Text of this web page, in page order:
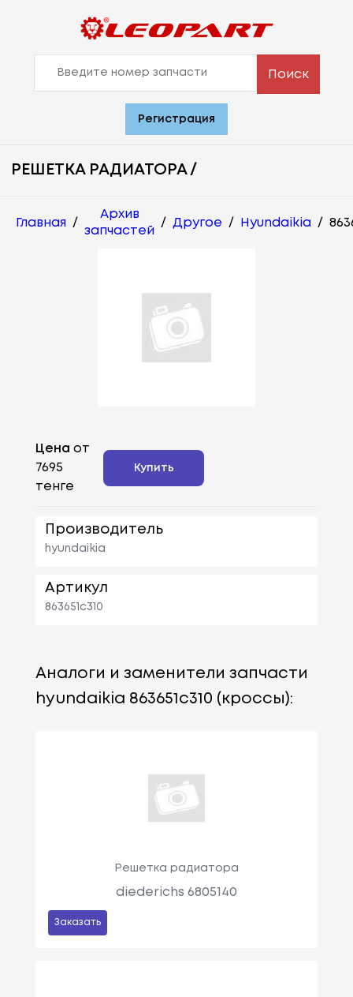
Поиск
Регистрация
РЕШЕТКА РАДИАТОРА /
Главная /
Архив
запчастей
/ Другое / Hyundaikia /
Цена от
7695
тенге
Купить
Производитель
hyundaikia
Артикул
863651c310
Аналоги и заменители запчасти
hyundaikia 863651c310 (кроссы):
Решетка радиатора
diederichs 6805140
Заказать